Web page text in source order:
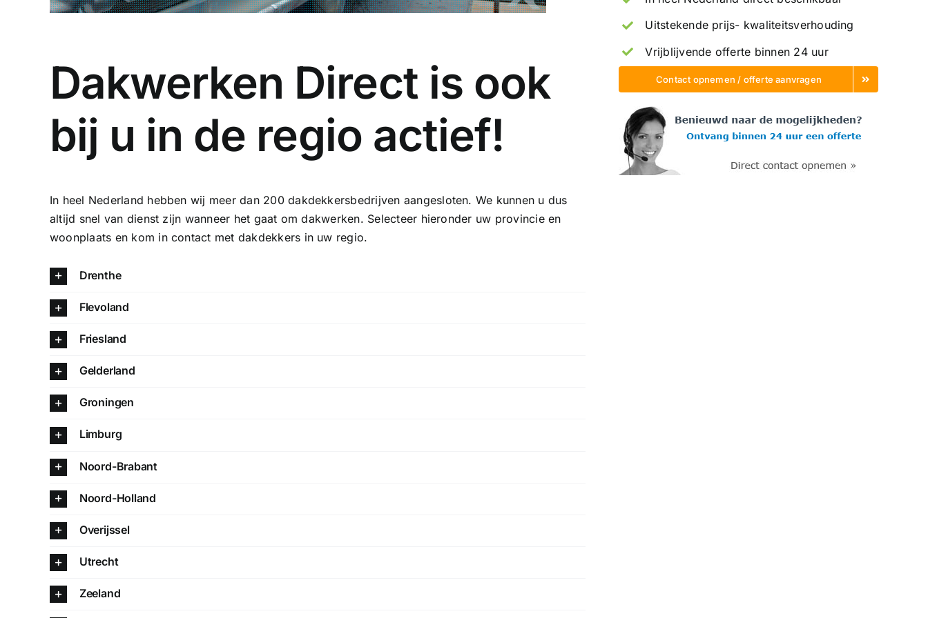
Dakwerken Direct is ook
bij u in de regio actief!
In heel Nederland hebben wij meer dan 200 dakdekkersbedrijven aangesloten. We kunnen u dus
altijd snel van dienst zijn wanneer het gaat om dakwerken. Selecteer hieronder uw provincie en
woonplaats en kom in contact met dakdekkers in uw regio.
Drenthe
Flevoland
Friesland
Gelderland
Groningen
Limburg
Noord-Brabant
Noord-Holland
Overijssel
Utrecht
Zeeland
Uitstekende prijs- kwaliteitsverhouding
Vrijblijvende offerte binnen 24 uur
Contact opnemen / offerte aanvragen